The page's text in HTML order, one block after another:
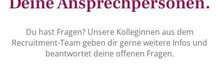
Du hast Fragen? Unsere Kolleginnen aus dem
Recruitment-Team geben dir gerne weitere Infos und
beantwortet deine offenen Fragen.